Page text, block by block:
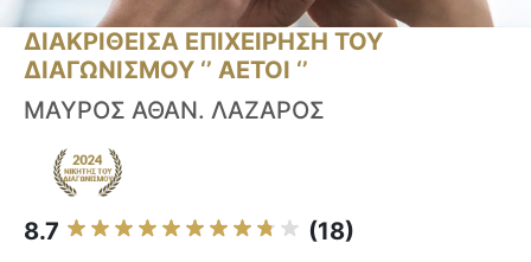
ΔΙΑΚΡΙΘΕΙΣΑ ΕΠΙΧΕΙΡΗΣΗ ΤΟΥ
ΔΙΑΓΩΝΙΣΜΟΥ ‘’ ΑΕΤΟΙ ‘’
ΜΑΥΡΟΣ ΑΘΑΝ. ΛΑΖΑΡΟΣ
8.7 (18)